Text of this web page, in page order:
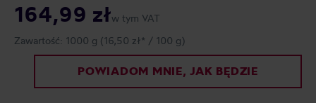
164,99 złw tym VAT
Zawartość: 1000 g (16,50 zł* / 100 g)
POWIADOM MNIE, JAK BĘDZIE